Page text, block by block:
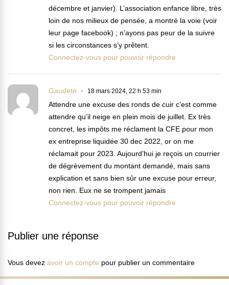
décembre et janvier). L’association enfance libre, très
loin de nos milieux de pensée, a montré la voie (voir
leur page facebook) ; n’ayons pas peur de la suivre
si les circonstances s’y prêtent.
Connectez-vous pour pouvoir répondre
Gaudete 18 mars 2024, 22 h 53 min
Attendre une excuse des ronds de cuir c’est comme
attendre qu’il neige en plein mois de juillet. Ex très
concret, les impôts me réclament la CFE pour mon
ex entreprise liquidée 30 dec 2022, or on me
réclamait pour 2023. Aujourd’hui je reçois un courrier
de dégrèvement du montant demandé, mais sans
explication et sans bien sûr une excuse pour erreur,
non rien. Eux ne se trompent jamais
Connectez-vous pour pouvoir répondre
Publier une réponse
Vous devez avoir un compte pour publier un commentaire